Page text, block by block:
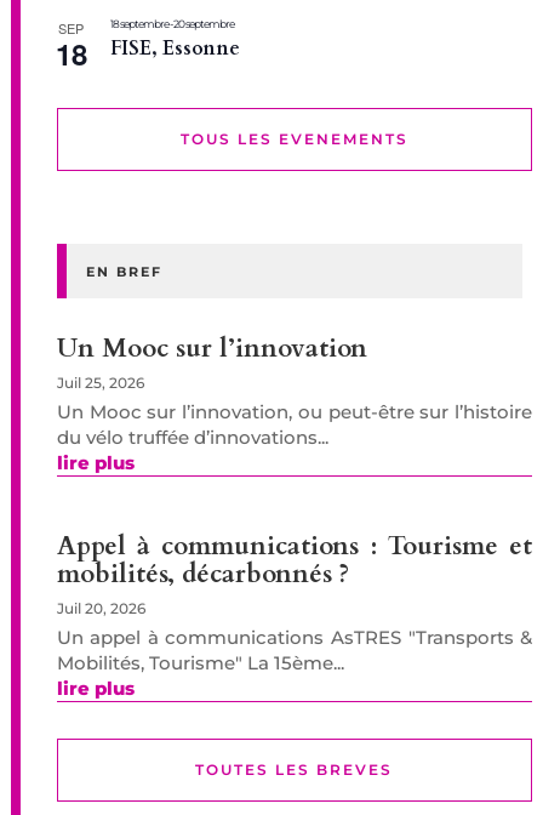
SEP
18
18 septembre-20 septembre
FISE, Essonne
TOUS LES EVENEMENTS
EN BREF
Un Mooc sur l’innovation
Juil 25, 2026
Un Mooc sur l’innovation, ou peut-être sur l’histoire
du vélo truffée d’innovations...
lire plus
Appel à communications : Tourisme et
mobilités, décarbonnés ?
Juil 20, 2026
Un appel à communications AsTRES "Transports &
Mobilités, Tourisme" La 15ème...
lire plus
TOUTES LES BREVES